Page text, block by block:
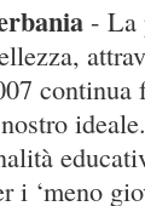
- La
continua
i ‘meno